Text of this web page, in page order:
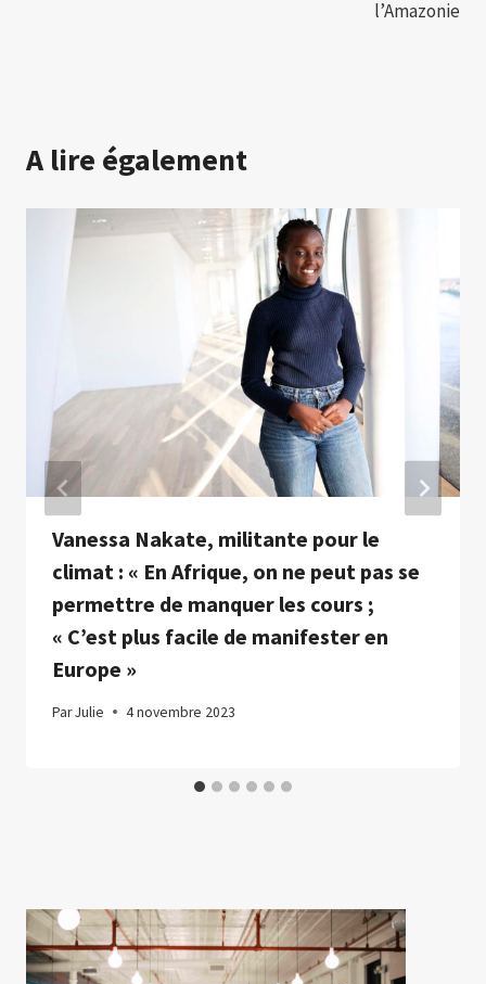
l’Amazonie
A lire également
Vanessa Nakate, militante pour le
climat : « En Afrique, on ne peut pas se
permettre de manquer les cours ;
« C’est plus facile de manifester en
Europe »
ParJulie 4 novembre 2023